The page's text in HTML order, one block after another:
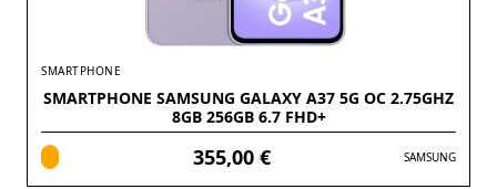
SMARTPHONE
SMARTPHONE SAMSUNG GALAXY A37 5G OC 2.75GHZ
8GB 256GB 6.7 FHD+
355,00 € SAMSUNG